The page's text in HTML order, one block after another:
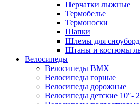
Перчатки лыжные
Термобелье
Термоноски
Шапки
Шлемы для
Штаны и костюмы
Велосипеды
Велосипеды BMX
Велосипеды горные
Велосипеды дорожные
Велосипеды детские 10″-